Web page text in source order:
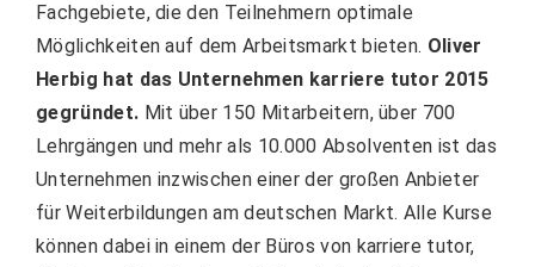
Fachgebiete, die den Teilnehmern optimale
Möglichkeiten auf dem Arbeitsmarkt bieten. Oliver
Herbig hat das Unternehmen karriere tutor 2015
gegründet. Mit über 150 Mitarbeitern, über 700
Lehrgängen und mehr als 10.000 Absolventen ist das
Unternehmen inzwischen einer der großen Anbieter
für Weiterbildungen am deutschen Markt. Alle Kurse
können dabei in einem der Büros von karriere tutor,